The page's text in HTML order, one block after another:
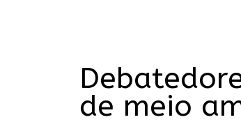
de meio